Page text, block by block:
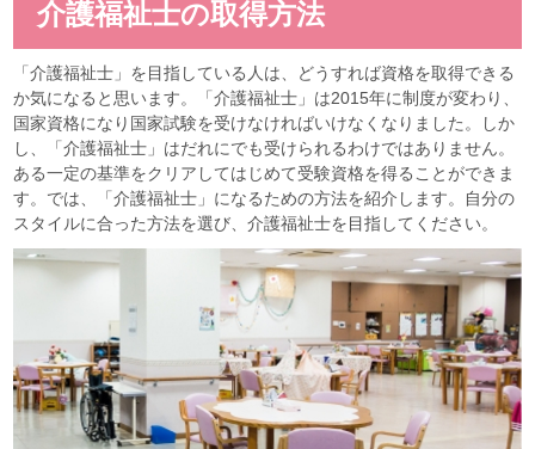
介護福祉士の取得方法
「介護福祉士」を目指している人は、どうすれば資格を取得できる
か気になると思います。「介護福祉士」は2015年に制度が変わり、
国家資格になり国家試験を受けなければいけなくなりました。しか
し、「介護福祉士」はだれにでも受けられるわけではありません。
ある一定の基準をクリアしてはじめて受験資格を得ることができま
す。では、「介護福祉士」になるための方法を紹介します。自分の
スタイルに合った方法を選び、介護福祉士を目指してください。